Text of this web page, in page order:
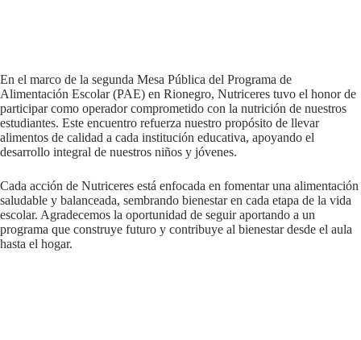
En el marco de la segunda Mesa Pública del Programa de
Alimentación Escolar (PAE) en Rionegro, Nutriceres tuvo el honor de
participar como operador comprometido con la nutrición de nuestros
estudiantes. Este encuentro refuerza nuestro propósito de llevar
alimentos de calidad a cada institución educativa, apoyando el
desarrollo integral de nuestros niños y jóvenes.
Cada acción de Nutriceres está enfocada en fomentar una alimentación
saludable y balanceada, sembrando bienestar en cada etapa de la vida
escolar. Agradecemos la oportunidad de seguir aportando a un
programa que construye futuro y contribuye al bienestar desde el aula
hasta el hogar.